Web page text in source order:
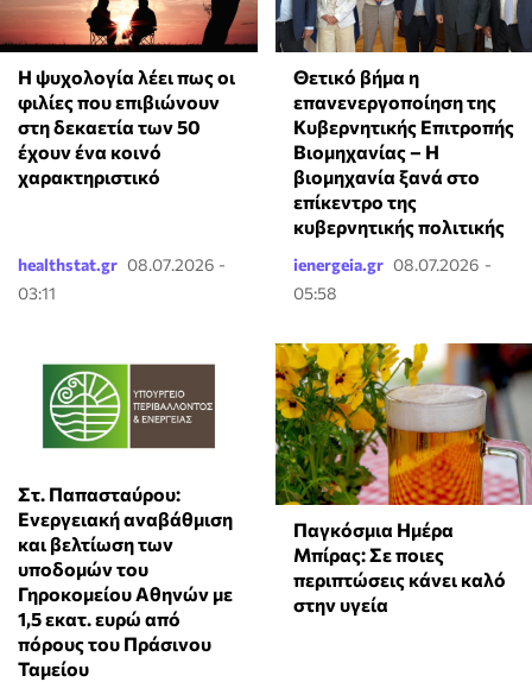
⁠Η ψυχολογία λέει πως οι
φιλίες που επιβιώνουν
στη δεκαετία των 50
έχουν ένα κοινό
χαρακτηριστικό
healthstat.gr 08.07.2026 -
03:11
Θετικό βήμα η
επανενεργοποίηση της
Κυβερνητικής Επιτροπής
Βιομηχανίας – Η
βιομηχανία ξανά στο
επίκεντρο της
κυβερνητικής πολιτικής
ienergeia.gr 08.07.2026 -
05:58
Στ. Παπασταύρου:
Ενεργειακή αναβάθμιση
και βελτίωση των
υποδομών του
Γηροκομείου Αθηνών με
1,5 εκατ. ευρώ από
πόρους του Πράσινου
Ταμείου
Παγκόσμια Ημέρα
Μπίρας: Σε ποιες
περιπτώσεις κάνει καλό
στην υγεία